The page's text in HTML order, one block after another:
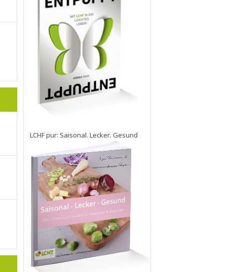
LCHF pur: Saisonal. Lecker. Gesund